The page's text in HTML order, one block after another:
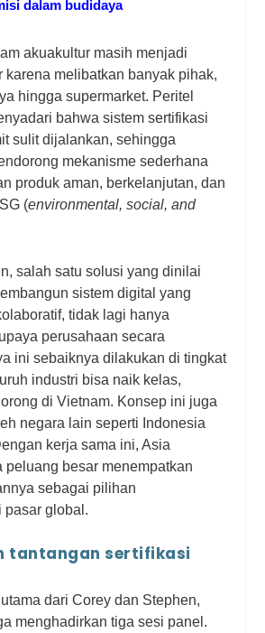
dalam budidaya
akuakultur masih menjadi
karena melibatkan banyak pihak,
hingga supermarket. Peritel
bahwa sistem sertifikasi
sulit dijalankan, sehingga
mekanisme sederhana
produk aman, berkelanjutan, dan
(environmental, social, and
salah satu solusi yang dinilai
sistem digital yang
tidak lagi hanya
perusahaan secara
ini sebaiknya dilakukan di tingkat
industri bisa naik kelas,
di Vietnam. Konsep ini juga
negara lain seperti Indonesia
kerja sama ini, Asia
peluang besar menempatkan
sebagai pilihan
pasar global.
tantangan sertifikasi
dari Corey dan Stephen,
menghadirkan tiga sesi panel.